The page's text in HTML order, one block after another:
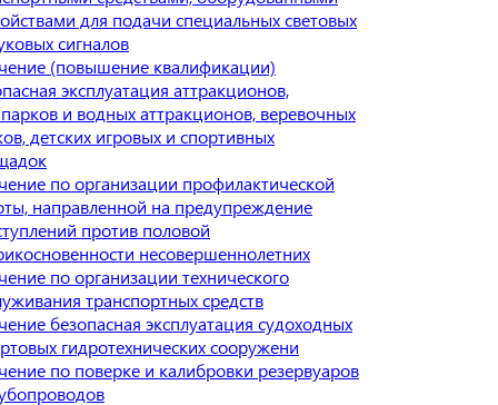
для подачи специальных световых
сигналов
(повышение квалификации)
эксплуатация аттракционов,
и водных аттракционов, веревочных
детских игровых и спортивных
по организации профилактической
направленной на предупреждение
против половой
несовершеннолетних
по организации технического
транспортных средств
безопасная эксплуатация судоходных
гидротехнических сооружени
по поверке и калибровки резервуаров